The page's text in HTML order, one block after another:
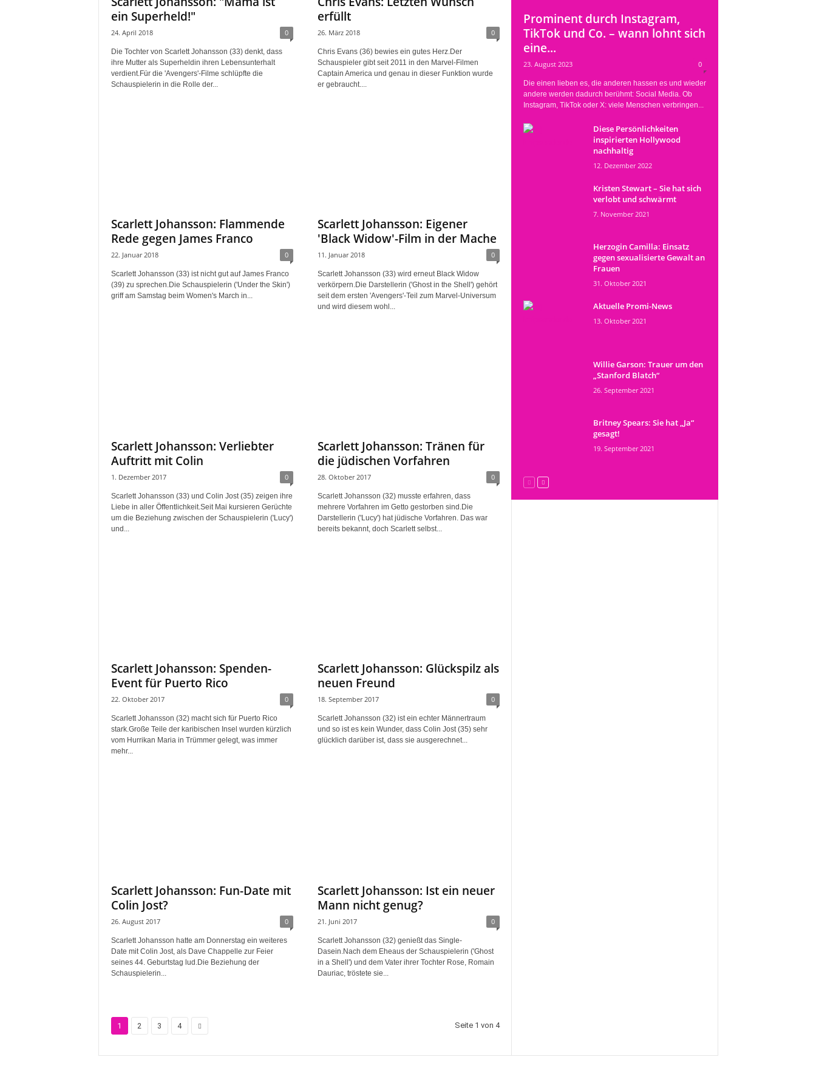
ein Superheld!"
24. April 2018 0
Die Tochter von Scarlett Johansson (33) denkt, dass
ihre Mutter als Superheldin ihren Lebensunterhalt
verdient.Für die 'Avengers'-Filme schlüpfte die
Schauspielerin in die Rolle der...
erfüllt
26. März 2018 0
Chris Evans (36) bewies ein gutes Herz.Der
Schauspieler gibt seit 2011 in den Marvel-Filmen
Captain America und genau in dieser Funktion wurde
er gebraucht....
Scarlett Johansson: Flammende
Rede gegen James Franco
22. Januar 2018 0
Scarlett Johansson (33) ist nicht gut auf James Franco
(39) zu sprechen.Die Schauspielerin ('Under the Skin')
griff am Samstag beim Women's March in...
Scarlett Johansson: Eigener
'Black Widow'-Film in der Mache
11. Januar 2018 0
Scarlett Johansson (33) wird erneut Black Widow
verkörpern.Die Darstellerin ('Ghost in the Shell') gehört
seit dem ersten 'Avengers'-Teil zum Marvel-Universum
und wird diesem wohl...
Scarlett Johansson: Verliebter
Auftritt mit Colin
1. Dezember 2017 0
Scarlett Johansson (33) und Colin Jost (35) zeigen ihre
Liebe in aller Öffentlichkeit.Seit Mai kursieren Gerüchte
um die Beziehung zwischen der Schauspielerin ('Lucy')
und...
Scarlett Johansson: Tränen für
die jüdischen Vorfahren
28. Oktober 2017 0
Scarlett Johansson (32) musste erfahren, dass
mehrere Vorfahren im Getto gestorben sind.Die
Darstellerin ('Lucy') hat jüdische Vorfahren. Das war
bereits bekannt, doch Scarlett selbst...
Scarlett Johansson: Spenden-
Event für Puerto Rico
22. Oktober 2017 0
Scarlett Johansson (32) macht sich für Puerto Rico
stark.Große Teile der karibischen Insel wurden kürzlich
vom Hurrikan Maria in Trümmer gelegt, was immer
mehr...
Scarlett Johansson: Glückspilz als
neuen Freund
18. September 2017 0
Scarlett Johansson (32) ist ein echter Männertraum
und so ist es kein Wunder, dass Colin Jost (35) sehr
glücklich darüber ist, dass sie ausgerechnet...
Scarlett Johansson: Fun-Date mit
Colin Jost?
26. August 2017 0
Scarlett Johansson hatte am Donnerstag ein weiteres
Date mit Colin Jost, als Dave Chappelle zur Feier
seines 44. Geburtstag lud.Die Beziehung der
Schauspielerin...
Scarlett Johansson: Ist ein neuer
Mann nicht genug?
21. Juni 2017 0
Scarlett Johansson (32) genießt das Single-
Dasein.Nach dem Eheaus der Schauspielerin ('Ghost
in a Shell') und dem Vater ihrer Tochter Rose, Romain
Dauriac, tröstete sie...
1 2 3 4 Seite 1 von 4
Prominent durch Instagram,
TikTok und Co. – wann lohnt sich
eine...
23. August 2023 0
Die einen lieben es, die anderen hassen es und wieder
andere werden dadurch berühmt: Social Media. Ob
Instagram, TikTok oder X: viele Menschen verbringen...
Diese Persönlichkeiten
inspirierten Hollywood
nachhaltig
12. Dezember 2022
Kristen Stewart – Sie hat sich
verlobt und schwärmt
7. November 2021
Herzogin Camilla: Einsatz
gegen sexualisierte Gewalt an
Frauen
31. Oktober 2021
Aktuelle Promi-News
13. Oktober 2021
Willie Garson: Trauer um den
„Stanford Blatch“
26. September 2021
Britney Spears: Sie hat „Ja“
gesagt!
19. September 2021